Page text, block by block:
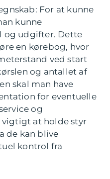
For at kunne
kunne
og udgifter. Dette
en kørebog, hvor
ved start
og antallet af
skal man have
for eventuelle
og
vigtigt at holde styr
de kan blive
kontrol fra